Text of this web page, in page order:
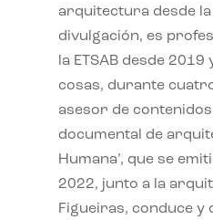
arquitectura desde la
divulgación, es
la ETSAB desde
cosas, durante
asesor de
documental de
Humana’, que se
2022, junto a la
Figueiras, conduce y